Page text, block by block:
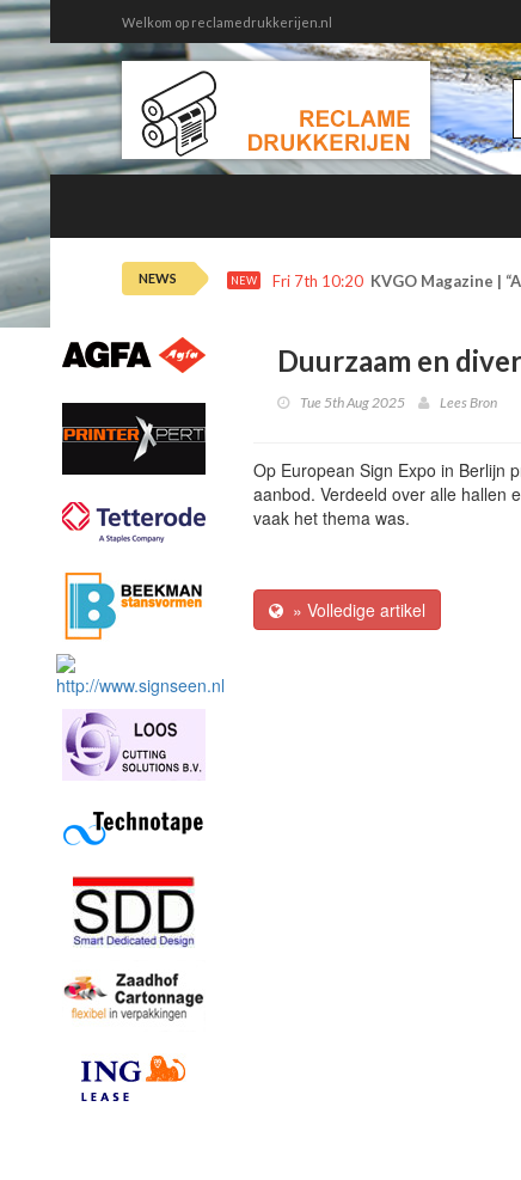
Welkom op reclamedrukkerijen.nl
NEWS NEW Fri 7th 10:20 KVGO Magazine |
Duurzaam en
Tue 5th Aug 2025 Lees Bron
Op European Sign Expo in Berlijn
aanbod. Verdeeld over alle hallen
vaak het thema was.
» Volledige artikel